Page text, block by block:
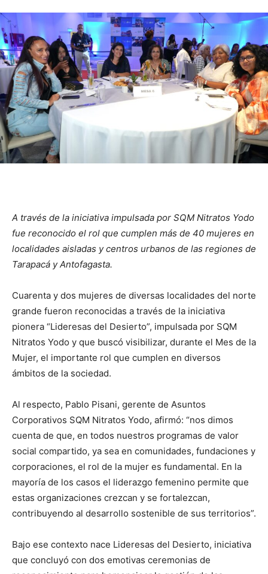
A través de la iniciativa impulsada por SQM Nitratos Yodo
fue reconocido el rol que cumplen más de 40 mujeres en
localidades aisladas y centros urbanos de las regiones de
Tarapacá y Antofagasta.
Cuarenta y dos mujeres de diversas localidades del norte
grande fueron reconocidas a través de la iniciativa
pionera “Lideresas del Desierto”, impulsada por SQM
Nitratos Yodo y que buscó visibilizar, durante el Mes de la
Mujer, el importante rol que cumplen en diversos
ámbitos de la sociedad.
Al respecto, Pablo Pisani, gerente de Asuntos
Corporativos SQM Nitratos Yodo, afirmó: “nos dimos
cuenta de que, en todos nuestros programas de valor
social compartido, ya sea en comunidades, fundaciones y
corporaciones, el rol de la mujer es fundamental. En la
mayoría de los casos el liderazgo femenino permite que
estas organizaciones crezcan y se fortalezcan,
contribuyendo al desarrollo sostenible de sus territorios”.
Bajo ese contexto nace Lideresas del Desierto, iniciativa
que concluyó con dos emotivas ceremonias de